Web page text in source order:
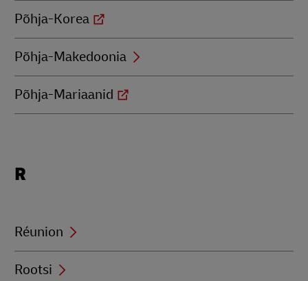
Põhja-Korea
Põhja-Makedoonia
Põhja-Mariaanid
beginning
R
Réunion
Rootsi